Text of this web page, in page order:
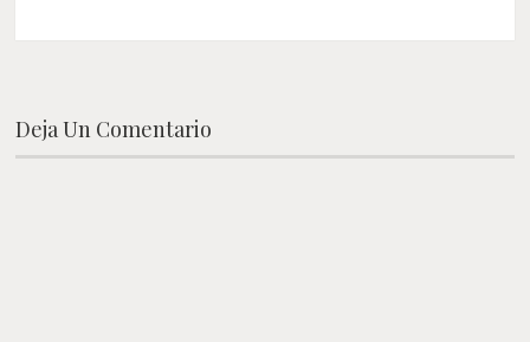
Deja Un Comentario